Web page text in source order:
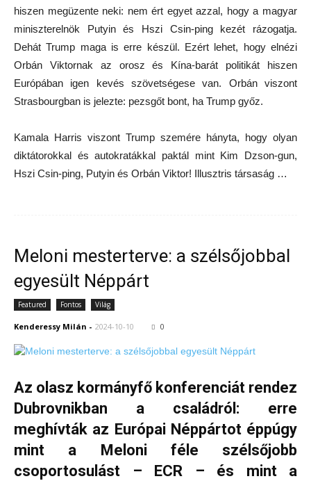
hiszen megüzente neki: nem ért egyet azzal, hogy a magyar
miniszterelnök Putyin és Hszi Csin-ping kezét rázogatja.
Dehát Trump maga is erre készül. Ezért lehet, hogy elnézi
Orbán Viktornak az orosz és Kína-barát politikát hiszen
Európában igen kevés szövetségese van. Orbán viszont
Strasbourgban is jelezte: pezsgőt bont, ha Trump győz.
Kamala Harris viszont Trump szemére hányta, hogy olyan
diktátorokkal és autokratákkal paktál mint Kim Dzson-gun,
Hszi Csin-ping, Putyin és Orbán Viktor! Illusztris társaság …
Meloni mesterterve: a szélsőjobbal
egyesült Néppárt
Featured Fontos Világ
Kenderessy Milán - 2024-10-10 0
Az olasz kormányfő konferenciát rendez
Dubrovnikban a családról: erre
meghívták az Európai Néppártot éppúgy
mint a Meloni féle szélsőjobb
csoportosulást – ECR – és mint a